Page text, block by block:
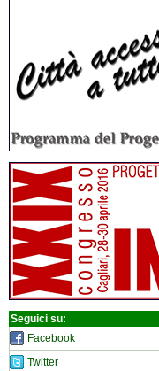
Seguici su:
Facebook
Twitter